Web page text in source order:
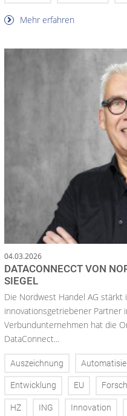
Mehr erfahren
04.03.2026
DATACONNECCT VON
SIEGEL
Die Nordwest Handel AG stärkt
innovationsgetriebener Partner
Verbundunternehmen hat die
DataConnect...
Auszeichnung
Entwicklung EU
HZ ING Innovation